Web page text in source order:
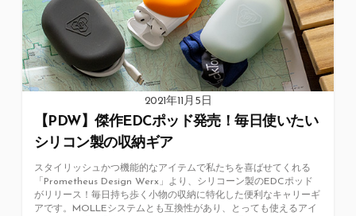
2021年11月5日
【PDW】傑作EDCポッド発売！毎日使いたい
シリコン製の収納ギア
スタイリッシュかつ機能的なアイテムで私たちを喜ばせてくれる
「Prometheus Design Werx」より、シリコーン製のEDCポッド
がリリース！毎日持ち歩く小物の収納に特化した便利なキャリーギ
アです。MOLLEシステムとも互換性があり、とっても使えるアイ